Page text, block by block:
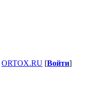
ORTOX.RU [Войти]